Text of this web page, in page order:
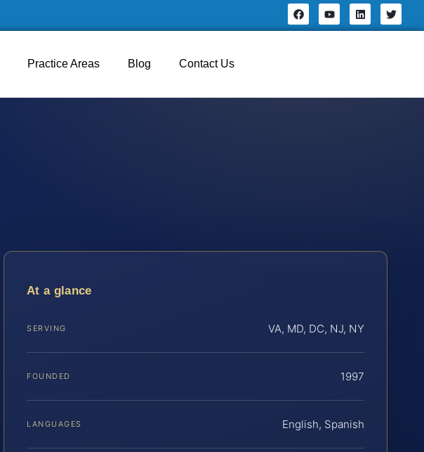
Practice Areas Blog Contact Us
At a glance
SERVING VA, MD, DC, NJ, NY
FOUNDED 1997
LANGUAGES English, Spanish